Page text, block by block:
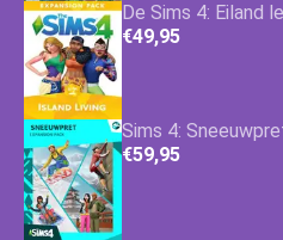
De Sims 4: Eiland
€49,95
Sims 4:
€59,95